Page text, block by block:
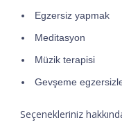
Egzersiz yapmak
Meditasyon
Müzik terapisi
Gevşeme
Seçenekleriniz